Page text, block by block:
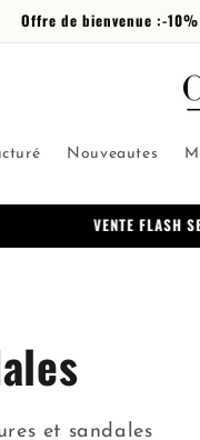
Offre de bienvenue :-
Nouveautes
et sandales